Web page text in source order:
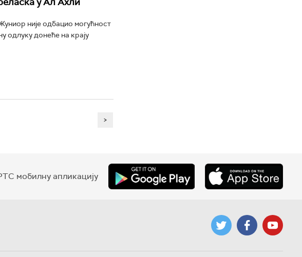
није одбацио могућност
одлуку донеће на крају
>
мобилну апликацију